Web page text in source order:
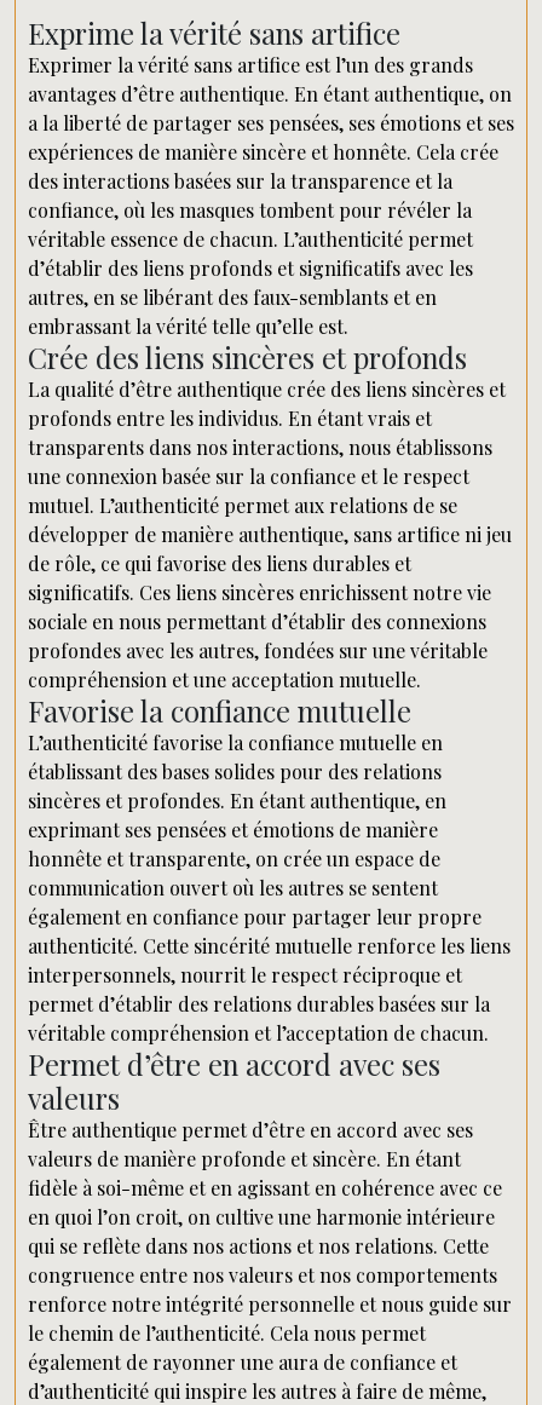
Exprime la vérité sans artifice
Exprimer la vérité sans artifice est l’un des grands
avantages d’être authentique. En étant authentique, on
a la liberté de partager ses pensées, ses émotions et ses
expériences de manière sincère et honnête. Cela crée
des interactions basées sur la transparence et la
confiance, où les masques tombent pour révéler la
véritable essence de chacun. L’authenticité permet
d’établir des liens profonds et significatifs avec les
autres, en se libérant des faux-semblants et en
embrassant la vérité telle qu’elle est.
Crée des liens sincères et profonds
La qualité d’être authentique crée des liens sincères et
profonds entre les individus. En étant vrais et
transparents dans nos interactions, nous établissons
une connexion basée sur la confiance et le respect
mutuel. L’authenticité permet aux relations de se
développer de manière authentique, sans artifice ni jeu
de rôle, ce qui favorise des liens durables et
significatifs. Ces liens sincères enrichissent notre vie
sociale en nous permettant d’établir des connexions
profondes avec les autres, fondées sur une véritable
compréhension et une acceptation mutuelle.
Favorise la confiance mutuelle
L’authenticité favorise la confiance mutuelle en
établissant des bases solides pour des relations
sincères et profondes. En étant authentique, en
exprimant ses pensées et émotions de manière
honnête et transparente, on crée un espace de
communication ouvert où les autres se sentent
également en confiance pour partager leur propre
authenticité. Cette sincérité mutuelle renforce les liens
interpersonnels, nourrit le respect réciproque et
permet d’établir des relations durables basées sur la
véritable compréhension et l’acceptation de chacun.
Permet d’être en accord avec ses
valeurs
Être authentique permet d’être en accord avec ses
valeurs de manière profonde et sincère. En étant
fidèle à soi-même et en agissant en cohérence avec ce
en quoi l’on croit, on cultive une harmonie intérieure
qui se reflète dans nos actions et nos relations. Cette
congruence entre nos valeurs et nos comportements
renforce notre intégrité personnelle et nous guide sur
le chemin de l’authenticité. Cela nous permet
également de rayonner une aura de confiance et
d’authenticité qui inspire les autres à faire de même,